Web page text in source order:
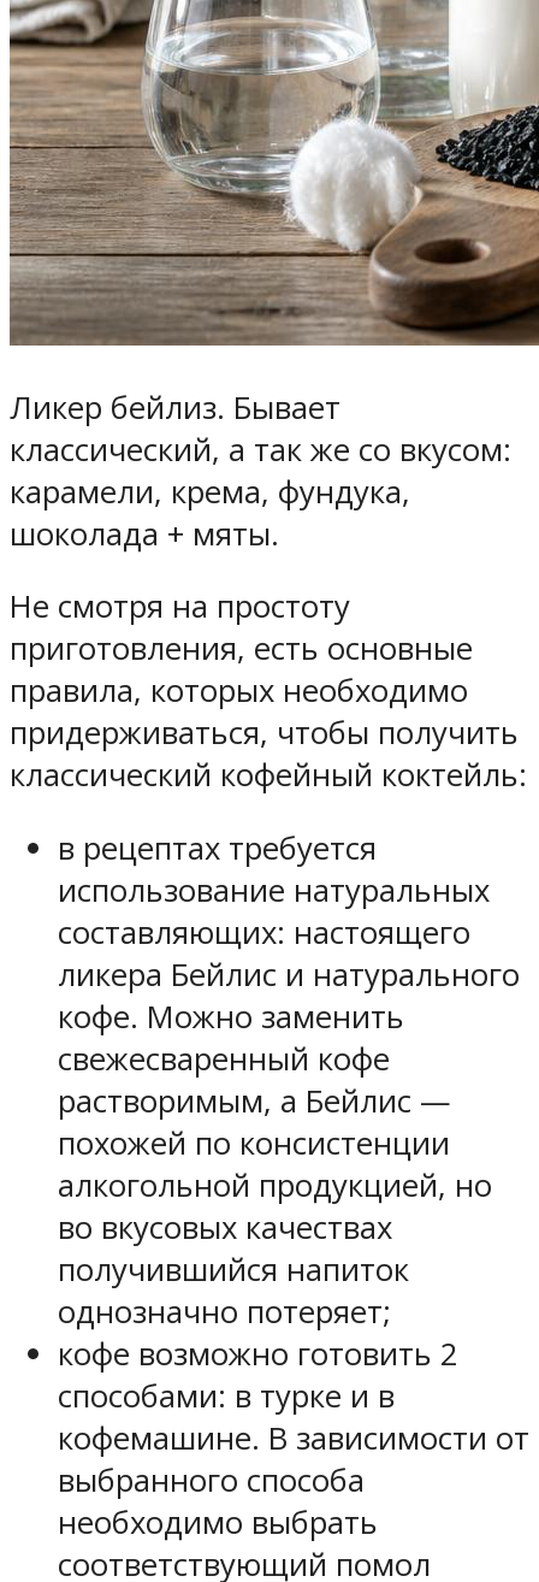
Ликер бейлиз. Бывает
классический, а так же со вкусом:
карамели, крема, фундука,
шоколада + мяты.
Не смотря на простоту
приготовления, есть основные
правила, которых необходимо
придерживаться, чтобы получить
классический кофейный коктейль:
в рецептах требуется
использование натуральных
составляющих: настоящего
ликера Бейлис и натурального
кофе. Можно заменить
свежесваренный кофе
растворимым, а Бейлис —
похожей по консистенции
алкогольной продукцией, но
во вкусовых качествах
получившийся напиток
однозначно потеряет;
кофе возможно готовить 2
способами: в турке и в
кофемашине. В зависимости от
выбранного способа
необходимо выбрать
соответствующий помол